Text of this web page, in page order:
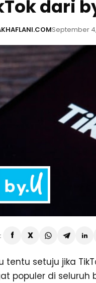
dari
September
tentu setuju jika
populer di seluruh